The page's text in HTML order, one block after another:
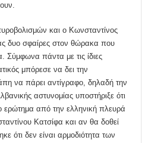
και ο Κωνσταντίνος
δυο σφαίρες στον θώρακα που
Σύμφωνα πάντα με τις ίδιες
μπόρεσε να δει την
να πάρει αντίγραφο, δηλαδή την
αστυνομίας υποστήριξε ότι
ερώτημα από την ελληνική πλευρά
Κατσίφα και αν θα δοθεί
ότι δεν είναι αρμοδιότητα των